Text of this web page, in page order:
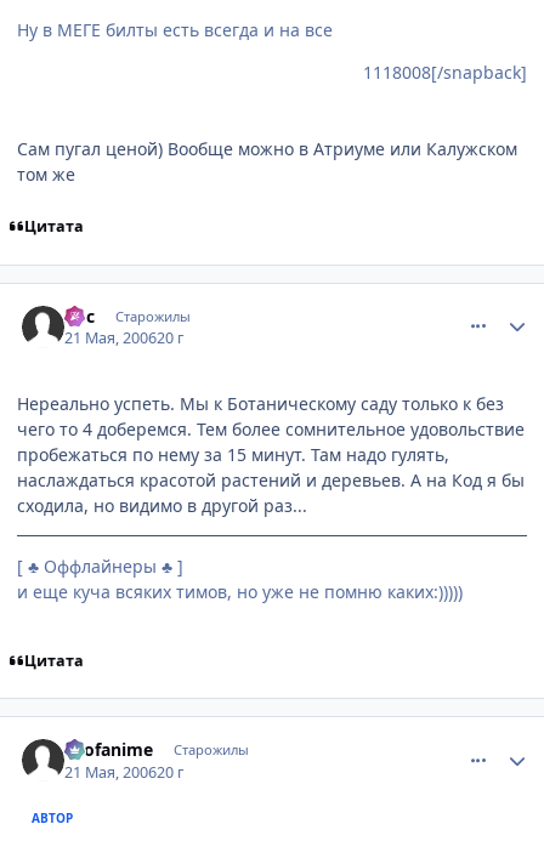
Ну в МЕГЕ билты есть всегда и на все
1118008[/snapback]
Сам пугал ценой) Вообще можно в Атриуме или Калужском
том же
Цитата
Эос Старожилы
21 Мая, 200620 г
Нереально успеть. Мы к Ботаническому саду только к без
чего то 4 доберемся. Тем более сомнительное удовольствие
пробежаться по нему за 15 минут. Там надо гулять,
наслаждаться красотой растений и деревьев. А на Код я бы
сходила, но видимо в другой раз...
[ ♣ Оффлайнеры ♣ ]
и еще куча всяких тимов, но уже не помню каких:)))))
Цитата
allofanime Старожилы
21 Мая, 200620 г
АВТОР